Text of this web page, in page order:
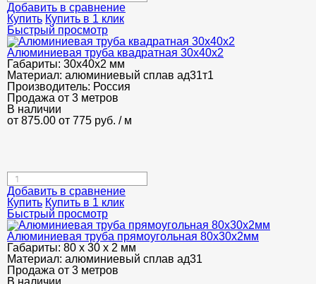
Добавить в сравнение
Купить Купить в 1 клик
Быстрый просмотр
Алюминиевая труба квадратная 30х40х2
Габариты: 30х40х2 мм
Материал: алюминиевый сплав ад31т1
Производитель: Россия
Продажа от 3 метров
В наличии
от 875.00 от 775 руб. / м
Добавить в сравнение
Купить Купить в 1 клик
Быстрый просмотр
Алюминиевая труба прямоугольная 80х30х2мм
Габариты: 80 х 30 х 2 мм
Материал: алюминиевый сплав ад31
Продажа от 3 метров
В наличии